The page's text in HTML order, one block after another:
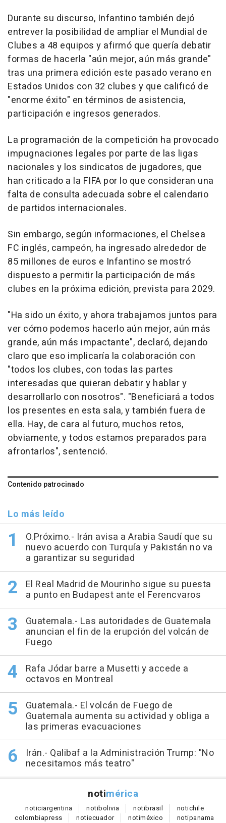
Durante su discurso, Infantino también dejó
entrever la posibilidad de ampliar el Mundial de
Clubes a 48 equipos y afirmó que quería debatir
formas de hacerla "aún mejor, aún más grande"
tras una primera edición este pasado verano en
Estados Unidos con 32 clubes y que calificó de
"enorme éxito" en términos de asistencia,
participación e ingresos generados.
La programación de la competición ha provocado
impugnaciones legales por parte de las ligas
nacionales y los sindicatos de jugadores, que
han criticado a la FIFA por lo que consideran una
falta de consulta adecuada sobre el calendario
de partidos internacionales.
Sin embargo, según informaciones, el Chelsea
FC inglés, campeón, ha ingresado alrededor de
85 millones de euros e Infantino se mostró
dispuesto a permitir la participación de más
clubes en la próxima edición, prevista para 2029.
"Ha sido un éxito, y ahora trabajamos juntos para
ver cómo podemos hacerlo aún mejor, aún más
grande, aún más impactante", declaró, dejando
claro que eso implicaría la colaboración con
"todos los clubes, con todas las partes
interesadas que quieran debatir y hablar y
desarrollarlo con nosotros". "Beneficiará a todos
los presentes en esta sala, y también fuera de
ella. Hay, de cara al futuro, muchos retos,
obviamente, y todos estamos preparados para
afrontarlos", sentenció.
Contenido patrocinado
Lo más leído
O.Próximo.- Irán avisa a Arabia Saudí que su
nuevo acuerdo con Turquía y Pakistán no va
a garantizar su seguridad
El Real Madrid de Mourinho sigue su puesta
a punto en Budapest ante el Ferencvaros
Guatemala.- Las autoridades de Guatemala
anuncian el fin de la erupción del volcán de
Fuego
Rafa Jódar barre a Musetti y accede a
octavos en Montreal
Guatemala.- El volcán de Fuego de
Guatemala aumenta su actividad y obliga a
las primeras evacuaciones
Irán.- Qalibaf a la Administración Trump: "No
necesitamos más teatro"
notimérica
noticiargentina notibolivia notibrasil notichile
colombiapress notiecuador notiméxico notipanama